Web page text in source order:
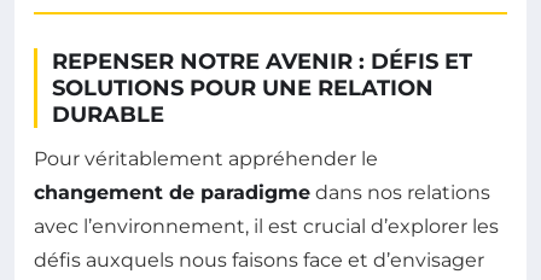
REPENSER NOTRE AVENIR : DÉFIS ET
SOLUTIONS POUR UNE RELATION
DURABLE
Pour véritablement appréhender le
changement de paradigme dans nos relations
avec l’environnement, il est crucial d’explorer les
défis auxquels nous faisons face et d’envisager